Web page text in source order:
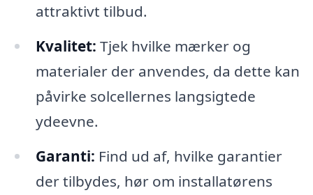
attraktivt tilbud.
Kvalitet: Tjek hvilke mærker og
materialer der anvendes, da dette kan
påvirke solcellernes langsigtede
ydeevne.
Garanti: Find ud af, hvilke garantier
der tilbydes, hør om installatørens